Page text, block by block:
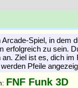
Spiel, in dem
erfolgreich zu sein.
Ziel ist es, dich
Pfeile
FNF Funk 3D